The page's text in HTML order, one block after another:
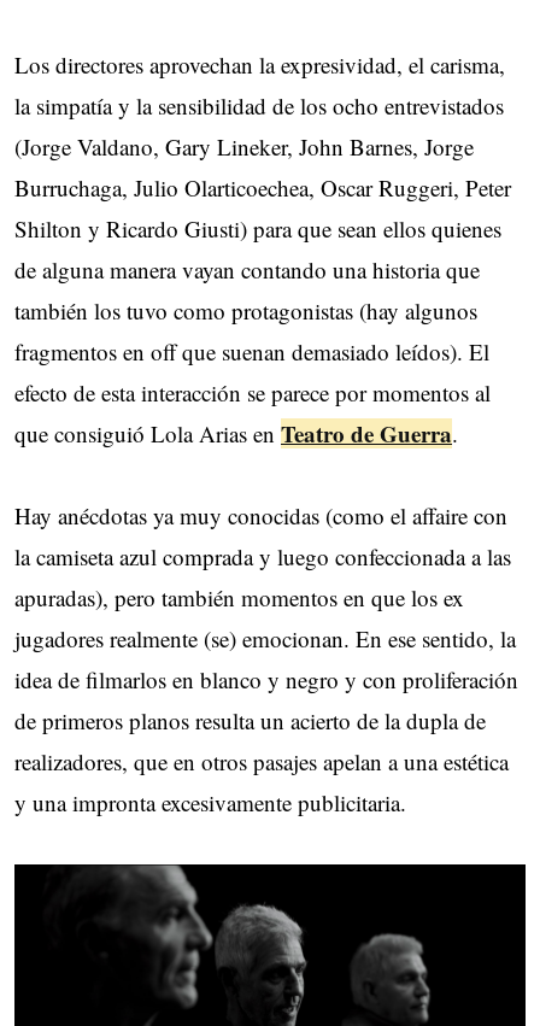
Los directores aprovechan la expresividad, el carisma,
la simpatía y la sensibilidad de los ocho entrevistados
(Jorge Valdano, Gary Lineker, John Barnes, Jorge
Burruchaga, Julio Olarticoechea, Oscar Ruggeri, Peter
Shilton y Ricardo Giusti) para que sean ellos quienes
de alguna manera vayan contando una historia que
también los tuvo como protagonistas (hay algunos
fragmentos en off que suenan demasiado leídos). El
efecto de esta interacción se parece por momentos al
que consiguió Lola Arias en Teatro de Guerra.
Hay anécdotas ya muy conocidas (como el affaire con
la camiseta azul comprada y luego confeccionada a las
apuradas), pero también momentos en que los ex
jugadores realmente (se) emocionan. En ese sentido, la
idea de filmarlos en blanco y negro y con proliferación
de primeros planos resulta un acierto de la dupla de
realizadores, que en otros pasajes apelan a una estética
y una impronta excesivamente publicitaria.